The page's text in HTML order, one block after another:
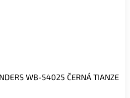
WB-54025 ČERNÁ TIANZE